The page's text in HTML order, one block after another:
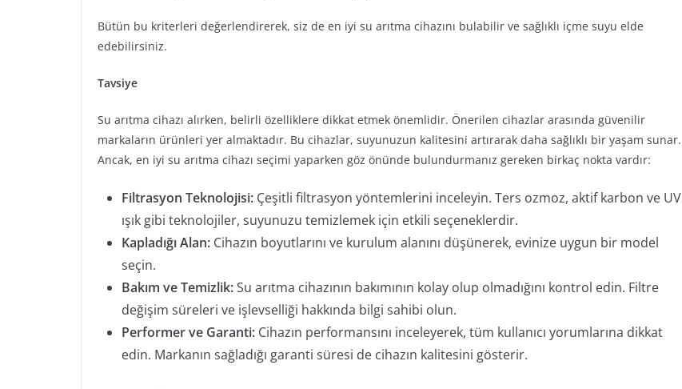
Bütün bu kriterleri değerlendirerek, siz de en iyi su arıtma cihazını bulabilir ve sağlıklı içme suyu elde
edebilirsiniz.
Tavsiye
Su arıtma cihazı alırken, belirli özelliklere dikkat etmek önemlidir. Önerilen cihazlar arasında güvenilir
markaların ürünleri yer almaktadır. Bu cihazlar, suyunuzun kalitesini artırarak daha sağlıklı bir yaşam sunar.
Ancak, en iyi su arıtma cihazı seçimi yaparken göz önünde bulundurmanız gereken birkaç nokta vardır:
Filtrasyon Teknolojisi: Çeşitli filtrasyon yöntemlerini inceleyin. Ters ozmoz, aktif karbon ve UV
ışık gibi teknolojiler, suyunuzu temizlemek için etkili seçeneklerdir.
Kapladığı Alan: Cihazın boyutlarını ve kurulum alanını düşünerek, evinize uygun bir model
seçin.
Bakım ve Temizlik:Su arıtma cihazının bakımının kolay olup olmadığını kontrol edin. Filtre
değişim süreleri ve işlevselliği hakkında bilgi sahibi olun.
Performer ve Garanti: Cihazın performansını inceleyerek, tüm kullanıcı yorumlarına dikkat
edin. Markanın sağladığı garanti süresi de cihazın kalitesini gösterir.